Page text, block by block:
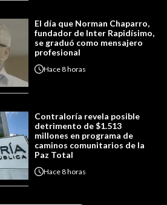
El día que Norman Chaparro,
fundador de Inter Rapidísimo,
se graduó como mensajero
profesional
Hace8 horas
Contraloría revela posible
detrimento de $1.513
millones en programa de
caminos comunitarios de la
Paz Total
Hace8 horas